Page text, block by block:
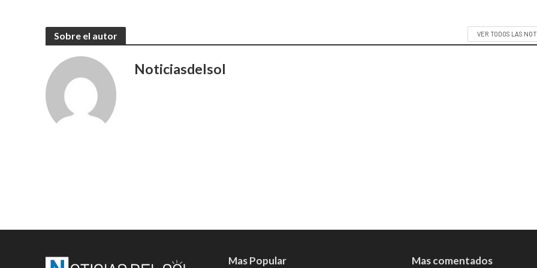
Sobre el autor VER TODOS LAS
Noticiasdelsol
Mas Popular Mas comentados